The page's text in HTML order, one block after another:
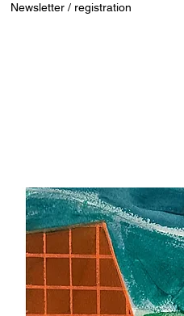
Newsletter / registration